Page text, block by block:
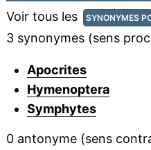
Voir tous les SYNONYMES
3 synonymes (sens
Apocrites
Hymenoptera
Symphytes
0 antonyme (sens